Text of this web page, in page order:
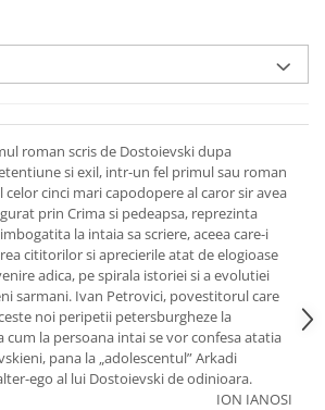
roman scris de Dostoievski dupa
si exil, intr-un fel primul sau roman
cinci mari capodopere al caror sir avea
prin Crima si pedeapsa, reprezinta
la intaia sa scriere, aceea care-i
cititorilor si aprecierile atat de elogioase
adica, pe spirala istoriei si a evolutiei
sarmani. Ivan Petrovici, povestitorul care
noi peripetii petersburgheze la
cum la persoana intai se vor confesa atatia
pana la „adolescentul” Arkadi
ego al lui Dostoievski de odinioara.
ION IANOSI